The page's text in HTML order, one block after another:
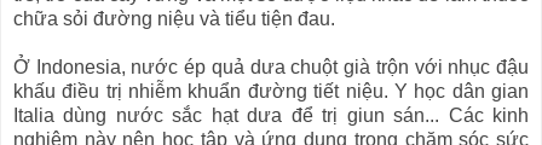
chữa sỏi đường niệu và tiểu tiện đau.
Ở Indonesia, nước ép quả dưa chuột già trộn với nhục đậu
khấu điều trị nhiễm khuẩn đường tiết niệu. Y học dân gian
Italia dùng nước sắc hạt dưa để trị giun sán... Các kinh
nghiệm này nên học tập và ứng dụng trong chăm sóc sức